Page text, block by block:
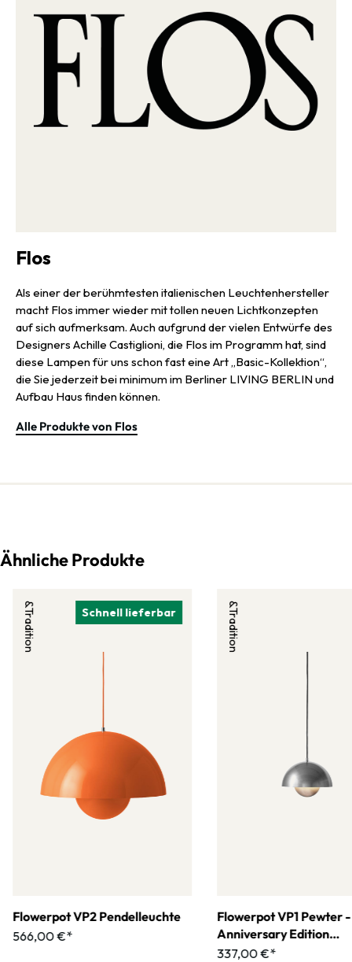
Wohnzimmer, das Schlafzimmer, Büroumgebungen und mehr, wo
der matte Leuchtenkopf das Licht blendfrei im Raum verteilt und
für behagliche Stimmung sorgt. In verschiedenen Ausführungen für
Wand, Decke, Tisch und mehr bringt die IC-Serie Licht in perfekter
Balance. In dieser Pendelleuchtenversion wirkt IC beinah
futuristisch, ist aber dennoch genauso elegant wie alle anderen
Varianten und erzeugt die erwähnte Illusion der schwebenden
Kugel in absoluter Perfektion, wenn sie als anspruchsvoller
Flos
Als einer der berühmtesten italienischen Leuchtenhersteller
macht Flos immer wieder mit tollen neuen Lichtkonzepten
auf sich aufmerksam. Auch aufgrund der vielen Entwürfe des
Designers Achille Castiglioni, die Flos im Programm hat, sind
diese Lampen für uns schon fast eine Art „Basic-Kollektion“,
die Sie jederzeit bei minimum im Berliner LIVING BERLIN und
Aufbau Haus finden können.
Alle Produkte von Flos
Ähnliche Produkte
Schnell lieferbar
&Tradition
Flowerpot VP2 Pendelleuchte
566,00 €*
&Tradition
Flowerpot VP1 Pewter -
Anniversary Edition
Pendelleuchte
337,00 €*